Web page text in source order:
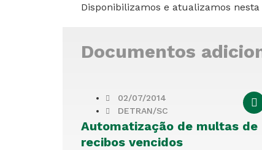
Disponibilizamos e atualizamos
Documentos
02/07/2014
DETRAN/SC
Automatização de multas de
recibos vencidos